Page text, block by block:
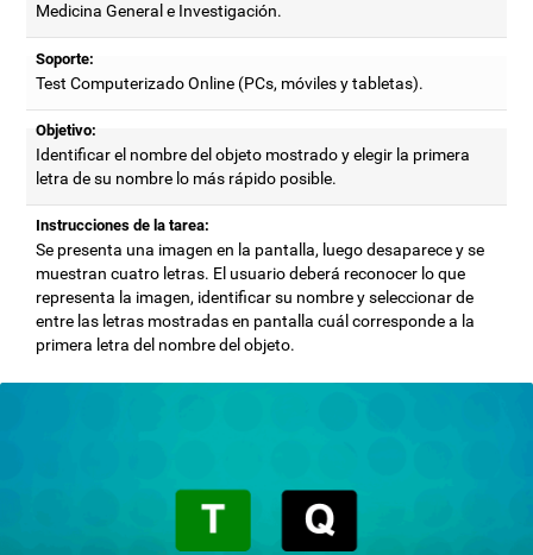
Medicina General e Investigación.
Soporte:
Test Computerizado Online (PCs, móviles y tabletas).
Objetivo:
Identificar el nombre del objeto mostrado y elegir la primera
letra de su nombre lo más rápido posible.
Instrucciones de la tarea:
Se presenta una imagen en la pantalla, luego desaparece y se
muestran cuatro letras. El usuario deberá reconocer lo que
representa la imagen, identificar su nombre y seleccionar de
entre las letras mostradas en pantalla cuál corresponde a la
primera letra del nombre del objeto.